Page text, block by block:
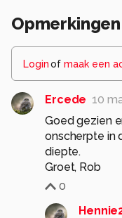
Opmerkingen
Loginof maak een
Ercede 10
Goed gezien
onscherpte in
diepte.
Groet, Rob
0